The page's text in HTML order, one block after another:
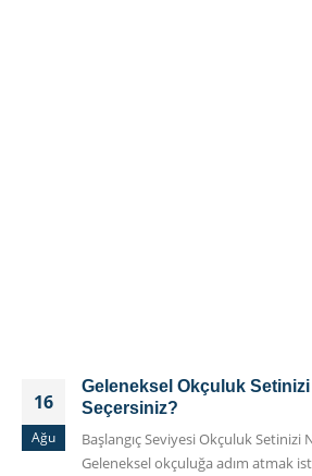
16
Ağu
Geleneksel Okçuluk Setinizi
Seçersiniz?
Başlangıç Seviyesi Okçuluk Setinizi
Geleneksel okçuluğa adım atmak